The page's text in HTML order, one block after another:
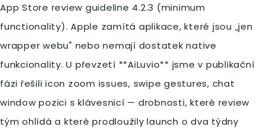
App Store review guideline 4.2.3 (minimum
functionality). Apple zamítá aplikace, které jsou „jen
wrapper webu" nebo nemají dostatek native
funkcionality. U převzetí **AiLuvio** jsme v publikační
fázi řešili icon zoom issues, swipe gestures, chat
window pozici s klávesnicí — drobnosti, které review
tým ohlídá a které prodloužily launch o dva týdny